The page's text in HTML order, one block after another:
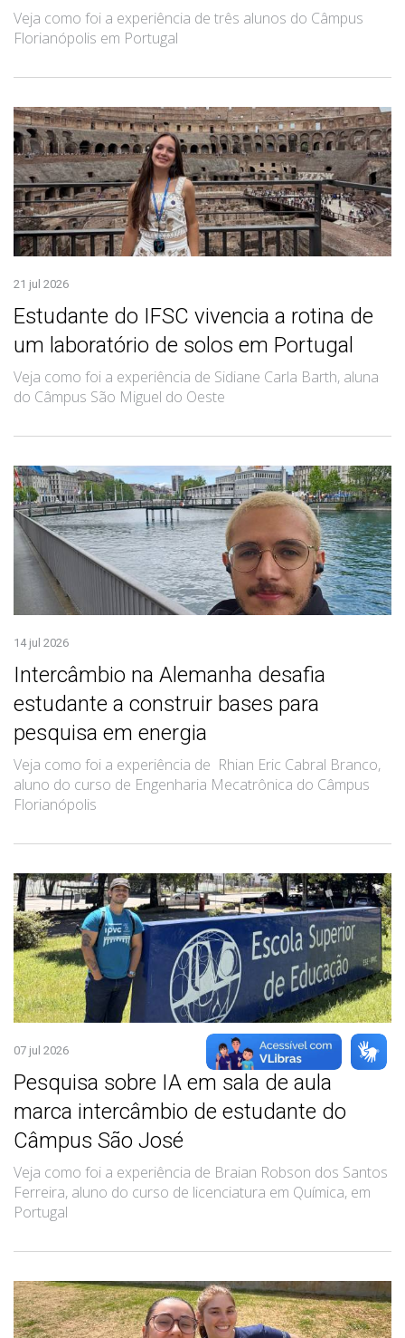
Veja como foi a experiência de três alunos do Câmpus
Florianópolis em Portugal
21 jul 2026
Estudante do IFSC vivencia a rotina de
um laboratório de solos em Portugal
Veja como foi a experiência de Sidiane Carla Barth, aluna
do Câmpus São Miguel do Oeste
14 jul 2026
Intercâmbio na Alemanha desafia
estudante a construir bases para
pesquisa em energia
Veja como foi a experiência de Rhian Eric Cabral Branco,
aluno do curso de Engenharia Mecatrônica do Câmpus
Florianópolis
07 jul 2026
Pesquisa sobre IA em sala de aula
marca intercâmbio de estudante do
Câmpus São José
Veja como foi a experiência de Braian Robson dos Santos
Ferreira, aluno do curso de licenciatura em Química, em
Portugal